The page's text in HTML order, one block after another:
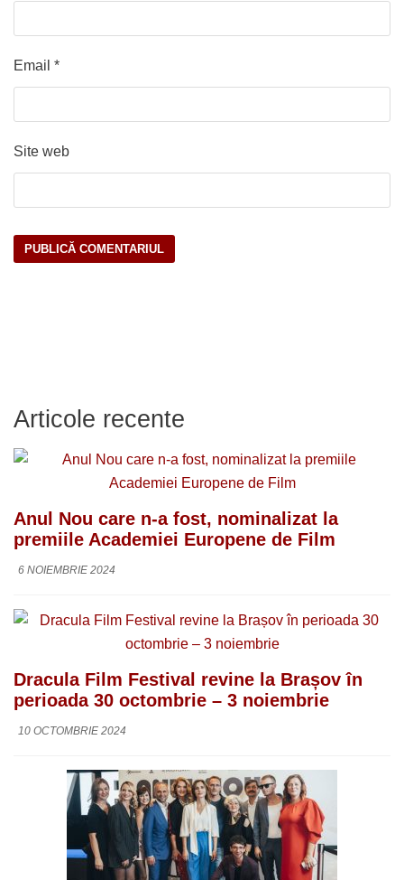
Email *
Site web
Articole recente
Anul Nou care n-a fost, nominalizat la
premiile Academiei Europene de Film
6 NOIEMBRIE 2024
Dracula Film Festival revine la Brașov în
perioada 30 octombrie – 3 noiembrie
10 OCTOMBRIE 2024